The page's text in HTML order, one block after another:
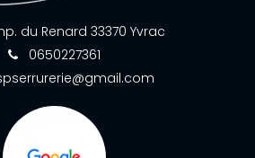
du Renard 33370 Yvrac
0650227361